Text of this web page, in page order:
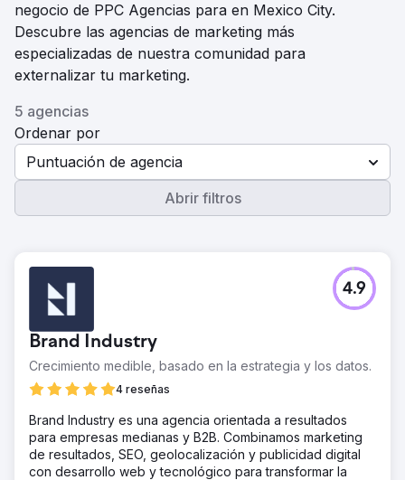
negocio de PPC Agencias para en Mexico City.
Descubre las agencias de marketing más
especializadas de nuestra comunidad para
externalizar tu marketing.
5 agencias
Ordenar por
Puntuación de agencia
Abrir filtros
Brand Industry
Crecimiento medible, basado en la estrategia y los datos.
4 reseñas
4.9
Brand Industry es una agencia orientada a resultados
para empresas medianas y B2B. Combinamos marketing
de resultados, SEO, geolocalización y publicidad digital
con desarrollo web y tecnológico para transformar la